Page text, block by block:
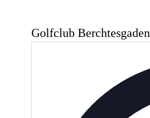
Golfclub Berchtesgaden